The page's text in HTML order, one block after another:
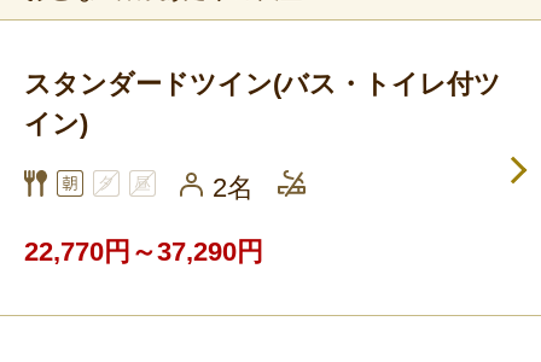
スタンダードツイン(バス・トイレ付ツ
イン)
2名
22,770円～37,290円